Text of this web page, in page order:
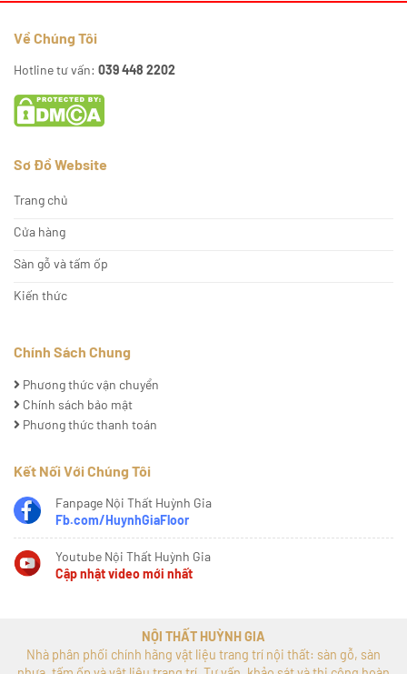
Về Chúng Tôi
Hotline tư vấn: 039 448 2202
Sơ Đồ Website
Trang chủ
Cửa hàng
Sàn gỗ và tấm ốp
Kiến thức
Chính Sách Chung
Phương thức vận chuyển
Chính sách bảo mật
Phương thức thanh toán
Kết Nối Với Chúng Tôi
Fanpage Nội Thất Huỳnh Gia
Fb.com/HuynhGiaFloor
Youtube Nội Thất Huỳnh Gia
Cập nhật video mới nhất
NỘI THẤT HUỲNH GIA
Nhà phân phối chính hãng vật liệu trang trí nội thất: sàn gỗ, sàn